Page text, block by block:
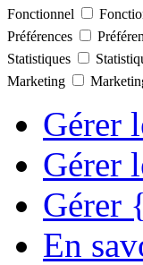
Fonctionnel
Préférences
Statistiques
Marketing
Gérer
Gérer
Gérer
En